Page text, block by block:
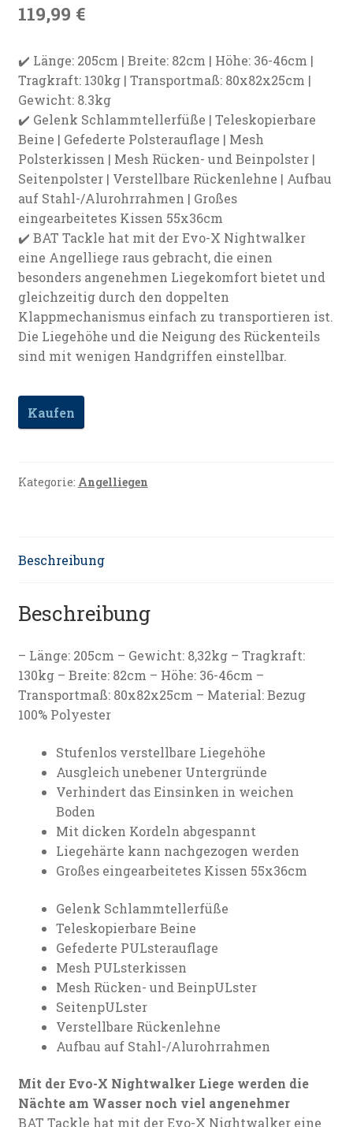
119,99 €
✔️ Länge: 205cm | Breite: 82cm | Höhe: 36-46cm |
Tragkraft: 130kg | Transportmaß: 80x82x25cm |
Gewicht: 8.3kg
✔️ Gelenk Schlammtellerfüße | Teleskopierbare
Beine | Gefederte Polsterauflage | Mesh
Polsterkissen | Mesh Rücken- und Beinpolster |
Seitenpolster | Verstellbare Rückenlehne | Aufbau
auf Stahl-/Alurohrrahmen | Großes
eingearbeitetes Kissen 55x36cm
✔️ BAT Tackle hat mit der Evo-X Nightwalker
eine Angelliege raus gebracht, die einen
besonders angenehmen Liegekomfort bietet und
gleichzeitig durch den doppelten
Klappmechanismus einfach zu transportieren ist.
Die Liegehöhe und die Neigung des Rückenteils
sind mit wenigen Handgriffen einstellbar.
Kaufen
Kategorie: Angelliegen
Beschreibung
Beschreibung
– Länge: 205cm – Gewicht: 8,32kg – Tragkraft:
130kg – Breite: 82cm – Höhe: 36-46cm –
Transportmaß: 80x82x25cm – Material: Bezug
100% Polyester
Stufenlos verstellbare Liegehöhe
Ausgleich unebener Untergründe
Verhindert das Einsinken in weichen
Boden
Mit dicken Kordeln abgespannt
Liegehärte kann nachgezogen werden
Großes eingearbeitetes Kissen 55x36cm
Gelenk Schlammtellerfüße
Teleskopierbare Beine
Gefederte PULsterauflage
Mesh PULsterkissen
Mesh Rücken- und BeinpULster
SeitenpULster
Verstellbare Rückenlehne
Aufbau auf Stahl-/Alurohrrahmen
Mit der Evo-X Nightwalker Liege werden die
Nächte am Wasser noch viel angenehmer
BAT Tackle hat mit der Evo-X Nightwalker eine